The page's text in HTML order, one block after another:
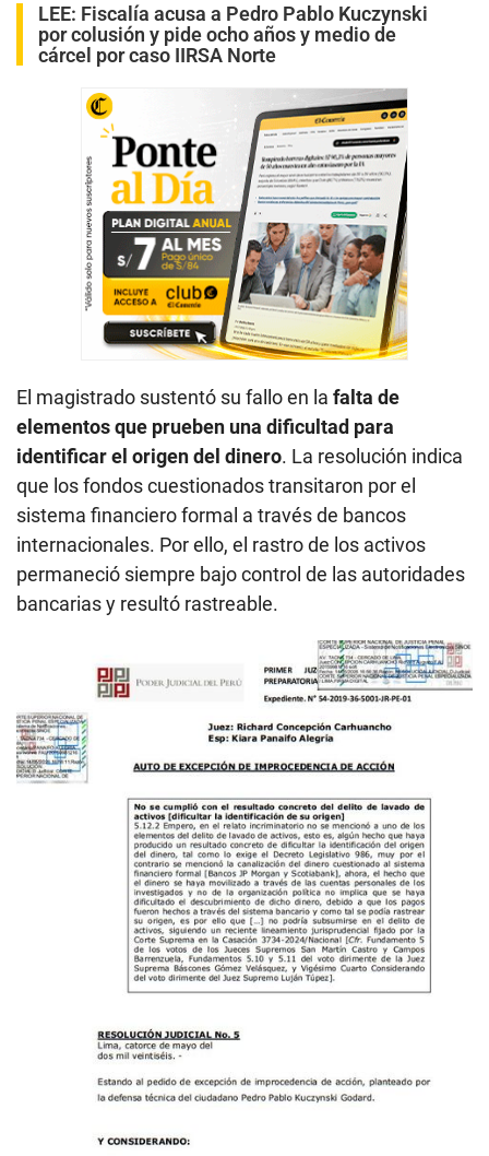
LEE: Fiscalía acusa a Pedro Pablo Kuczynski
por colusión y pide ocho años y medio de
cárcel por caso IIRSA Norte
El magistrado sustentó su fallo en la falta de
elementos que prueben una dificultad para
identificar el origen del dinero. La resolución indica
que los fondos cuestionados transitaron por el
sistema financiero formal a través de bancos
internacionales. Por ello, el rastro de los activos
permaneció siempre bajo control de las autoridades
bancarias y resultó rastreable.